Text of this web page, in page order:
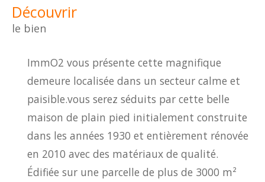
découvrir
le bien
ImmO2 vous présente cette magnifique
demeure localisée dans un secteur calme et
paisible.vous serez séduits par cette belle
maison de plain pied initialement construite
dans les années 1930 et entièrement rénovée
en 2010 avec des matériaux de qualité.
Édifiée sur une parcelle de plus de 3000 m²